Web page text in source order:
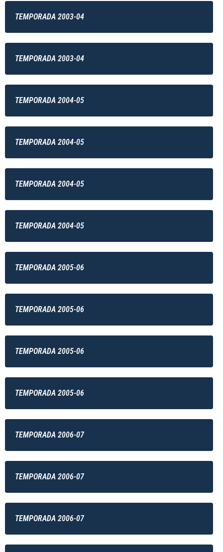
TEMPORADA 2003-04
TEMPORADA 2003-04
TEMPORADA 2004-05
TEMPORADA 2004-05
TEMPORADA 2004-05
TEMPORADA 2004-05
TEMPORADA 2005-06
TEMPORADA 2005-06
TEMPORADA 2005-06
TEMPORADA 2005-06
TEMPORADA 2006-07
TEMPORADA 2006-07
TEMPORADA 2006-07